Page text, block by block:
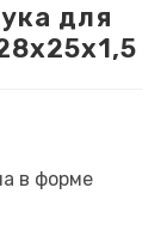
для
в форме